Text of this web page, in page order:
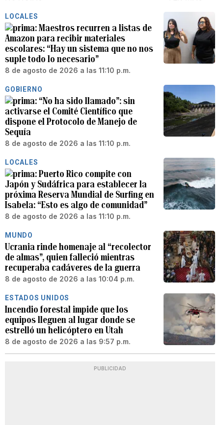
LOCALES
Maestros recurren a listas de
Amazon para recibir materiales
escolares: “Hay un sistema que no nos
suple todo lo necesario”
8 de agosto de 2026 a las 11:10 p.m.
GOBIERNO
“No ha sido llamado”: sin
activarse el Comité Científico que
dispone el Protocolo de Manejo de
Sequía
8 de agosto de 2026 a las 11:10 p.m.
LOCALES
Puerto Rico compite con
Japón y Sudáfrica para establecer la
próxima Reserva Mundial de Surfing en
Isabela: “Esto es algo de comunidad”
8 de agosto de 2026 a las 11:10 p.m.
MUNDO
Ucrania rinde homenaje al “recolector
de almas”, quien falleció mientras
recuperaba cadáveres de la guerra
8 de agosto de 2026 a las 10:04 p.m.
ESTADOS UNIDOS
Incendio forestal impide que los
equipos lleguen al lugar donde se
estrelló un helicóptero en Utah
8 de agosto de 2026 a las 9:57 p.m.
PUBLICIDAD